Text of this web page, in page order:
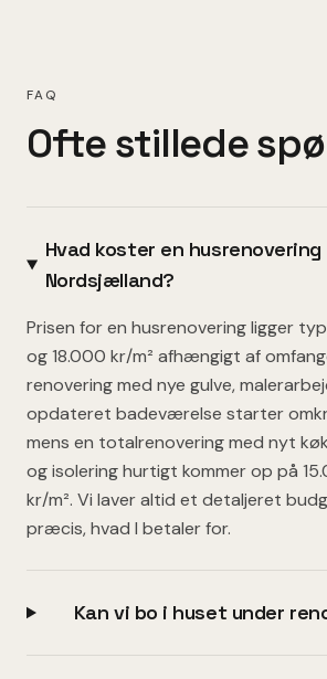
FAQ
Ofte stillede
Hvad koster en husrenovering
Nordsjælland?
Prisen for en husrenovering ligger
og 18.000 kr/m² afhængigt af
renovering med nye gulve,
opdateret badeværelse starter
mens en totalrenovering med nyt
og isolering hurtigt kommer op på
kr/m². Vi laver altid et detaljeret
præcis, hvad I betaler for.
Kan vi bo i huset under